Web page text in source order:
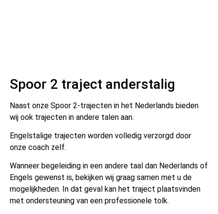
Spoor 2 traject anderstalig
Naast onze Spoor 2-trajecten in het Nederlands bieden
wij ook trajecten in andere talen aan.
Engelstalige trajecten worden volledig verzorgd door
onze coach zelf.
Wanneer begeleiding in een andere taal dan Nederlands of
Engels gewenst is, bekijken wij graag samen met u de
mogelijkheden. In dat geval kan het traject plaatsvinden
met ondersteuning van een professionele tolk.